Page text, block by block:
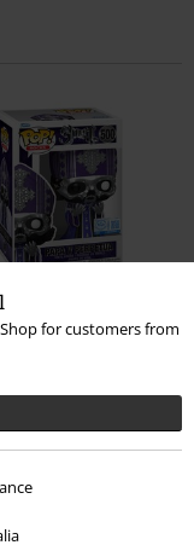
for customers from
(Pop! Rocks)